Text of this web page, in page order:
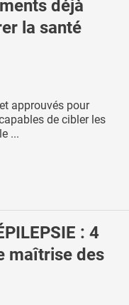
déjà
la santé
approuvés pour
de cibler les
...
: 4
maîtrise des